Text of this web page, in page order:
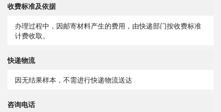
收费标准及依据
办理过程中，因邮寄材料产生的费用，由快递部门按收费标准
计费收取。
快递物流
因无结果样本，不需进行快递物流送达
咨询电话